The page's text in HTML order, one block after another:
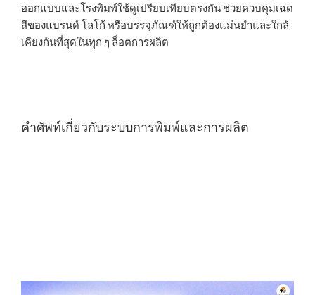
ออกแบบและโรงพิมพ์ใช้ดูเปรียบเทียบตรงกัน ช่วยควบคุมเฉด
สีของแบรนด์ โลโก้ หรือบรรจุภัณฑ์ให้ถูกต้องแม่นยำและใกล้
เคียงกันที่สุดในทุก ๆ ล็อตการผลิต
คำศัพท์เกี่ยวกับระบบการพิมพ์และการผลิต